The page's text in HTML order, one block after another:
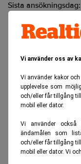
Vi använder oss av
Vi använder kakor
upplevelse som
och/eller får tillgång
mobil eller dator.
Vi använder
ändamålen som
och/eller får tillgång
mobil eller dator. Vi
Sista ansökningsdag:
ANNONS